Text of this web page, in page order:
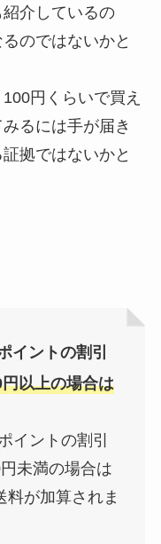
介しているの
のではないかと
円くらいで買え
るには手が届き
拠ではないかと
イントの割引
以上の場合は
トの割引
未満の場合は
算されま